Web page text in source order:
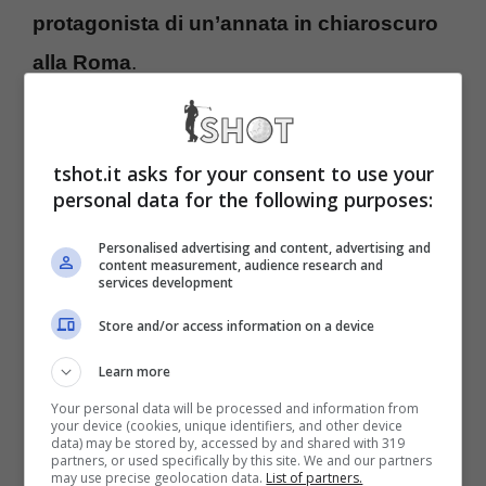
protagonista di un’annata in chiaroscuro
alla Roma.
Il belga, giunto nella capitale lo scorso 30
agosto in prestito, ha sì collezionato 20 reti in
46 gare complessive ma nelle sfide decisive
è spesso mancato. Prestazioni altalenanti
che, salvo sorprese,porteranno alla
mancata conferma in giallorossoe al suo
ritorno al Chelsea che, però, non ha alcuna
intenzione di puntare su di lui. Le strade del
31enne e dei Blues si separeranno quindi
tshot.it asks for your consent to use your
personal data for the following purposes:
Personalised advertising and content, advertising and
content measurement, audience research and
services development
Store and/or access information on a device
Learn more
Your personal data will be processed and information from
your device (cookies, unique identifiers, and other device
data) may be stored by, accessed by and shared with 319
partners, or used specifically by this site. We and our partners
may use precise geolocation data. List of partners.